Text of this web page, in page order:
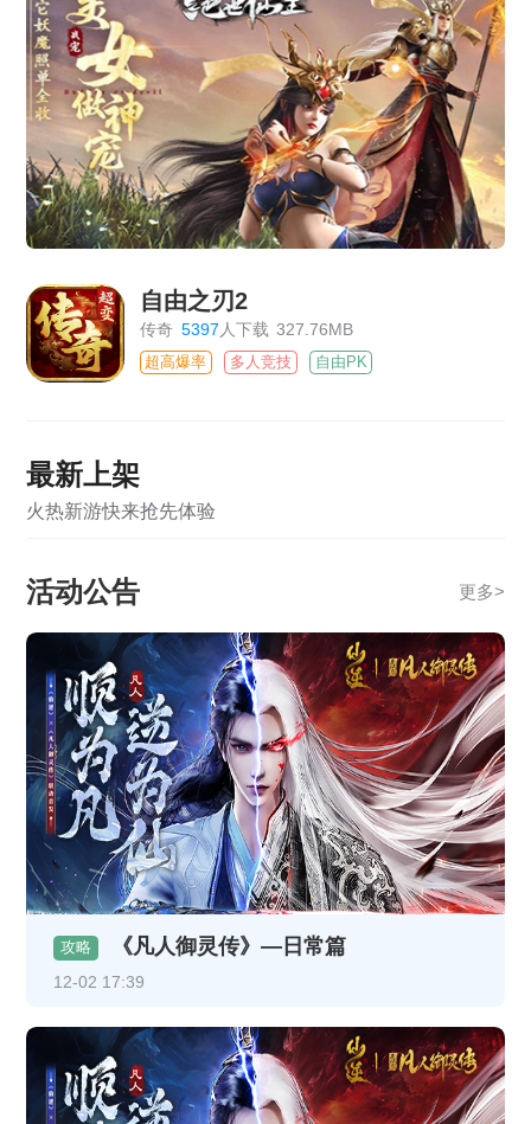
自由之刃2
传奇 5397人下载 327.76MB
超高爆率 多人竞技 自由PK
最新上架
火热新游快来抢先体验
活动公告 更多>
攻略 《凡人御灵传》—日常篇
12-02 17:39